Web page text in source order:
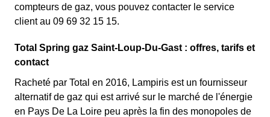
compteurs de gaz, vous pouvez contacter le service
client au 09 69 32 15 15.
Total Spring gaz Saint-Loup-Du-Gast : offres, tarifs et
contact
Racheté par Total en 2016, Lampiris est un fournisseur
alternatif de gaz qui est arrivé sur le marché de l'énergie
en Pays De La Loire peu après la fin des monopoles de